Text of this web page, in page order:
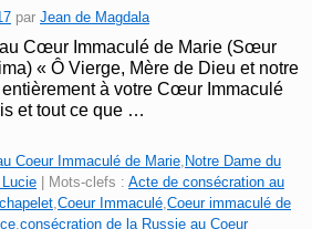
par Jean de Magdala
Cœur Immaculé de Marie (Sœur
« Ô Vierge, Mère de Dieu et notre
à votre Cœur Immaculé
et tout ce que …
Coeur Immaculé de Marie, Notre Dame du
Mots-clefs : Acte de consécration au
chapelet,Coeur Immaculé,Coeur immaculé de
,consécration de la Russie au Coeur